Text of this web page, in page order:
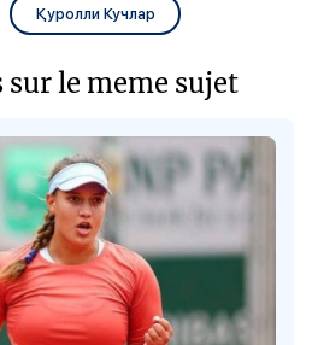
Қуролли Кучлар
le meme sujet